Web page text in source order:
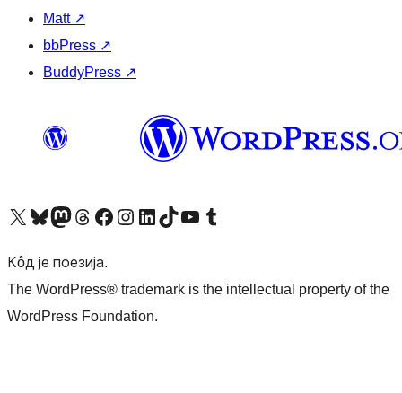
Matt ↗
bbPress ↗
BuddyPress ↗
Visit our X (formerly Twitter) account
Посетите наш Bluesky налог
Visit our Mastodon account
Посетите наш налог на Threads-у Visit our Facebook pageПосетите наш Инстаграм налог
Visit our LinkedIn account
Посетите наш TikTok налог
Visit our YouTube channel
Посетите наш Tumblr налог
Кôд је поезија.
The WordPress® trademark is the intellectual property of the
WordPress Foundation.